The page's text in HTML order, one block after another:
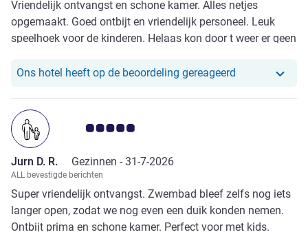
Vriendelijk ontvangst en schone kamer. Alles netjes
opgemaakt. Goed ontbijt en vriendelijk personeel. Leuk
speelhoek voor de kinderen. Helaas kon door t weer er geen
Ons hotel heeft op de beoordeling gereageerd Ons hotel
Avis-klantbeoordeling 5.0/5
Jurn D. R. Gezinnen - 31-7-2026
ALL bevestigde berichten
Super vriendelijk ontvangst. Zwembad bleef zelfs nog iets
langer open, zodat we nog even een duik konden nemen.
Ontbijt prima en schone kamer. Perfect voor met kids.